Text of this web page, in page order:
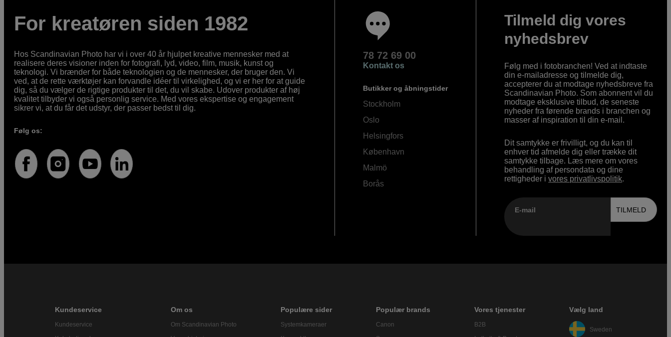
For kreatøren siden 1982
Hos Scandinavian Photo har vi i over 40 år hjulpet kreative mennesker med at
realisere deres visioner inden for fotografi, lyd, video, film, musik, kunst og
teknologi. Vi brænder for både teknologien og de mennesker, der bruger den. Vi
ved, at de rette værktøjer kan forvandle idéer til virkelighed, og vi er her for at guide
dig, så du vælger de rigtige produkter til det, du vil skabe. Udover produkter af høj
kvalitet tilbyder vi også personlig service. Med vores ekspertise og engagement
sikrer vi, at du får det udstyr, der passer bedst til dig.
Følg os:
78 72 69 00
Kontakt os
Butikker og åbningstider
Stockholm
Oslo
Helsingfors
København
Malmö
Borås
Tilmeld dig vores
nyhedsbrev
Følg med i fotobranchen! Ved at indtaste
din e-mailadresse og tilmelde dig,
accepterer du at modtage nyhedsbreve fra
Scandinavian Photo. Som abonnent vil du
modtage eksklusive tilbud, de seneste
nyheder fra førende brands i branchen og
masser af inspiration til din e-mail.
Dit samtykke er frivilligt, og du kan til
enhver tid afmelde dig eller trække dit
samtykke tilbage. Læs mere om vores
behandling af persondata og dine
rettigheder ivores privatlivspolitik.
E-mail TILMELD
Kundeservice
Kundeservice
Om os
Om Scandinavian Photo
Populære sider
Systemkameraer
Populær brands
Canon
Vores tjenester
B2B
Vælg land
Sweden